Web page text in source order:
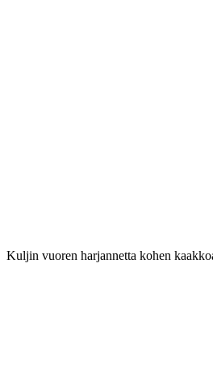
Kuljin vuoren harjannetta kohen